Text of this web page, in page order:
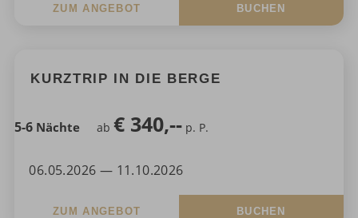
ZUM ANGEBOT BUCHEN
KURZTRIP IN DIE BERGE
5-6 Nächte ab€ 340,-- p. P.
06.05.2026 — 11.10.2026
ZUM ANGEBOT BUCHEN